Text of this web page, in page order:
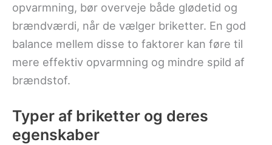
opvarmning, bør overveje både glødetid og
brændværdi, når de vælger briketter. En god
balance mellem disse to faktorer kan føre til
mere effektiv opvarmning og mindre spild af
brændstof.
Typer af briketter og deres
egenskaber